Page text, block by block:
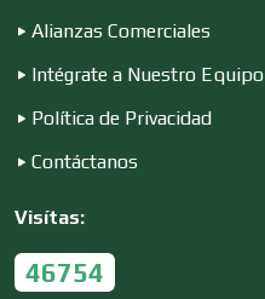
Copiadoras
Alianzas Comerciales
Intégrate a Nuestro Equipo
Política de Privacidad
Contáctanos
Visítas:
46754